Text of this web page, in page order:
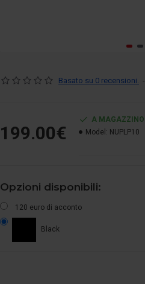
Basato su 0 recensioni. -
199.00€
A MAGAZZINO
Model: NUPLP10
Opzioni disponibili:
120 euro di acconto
Black